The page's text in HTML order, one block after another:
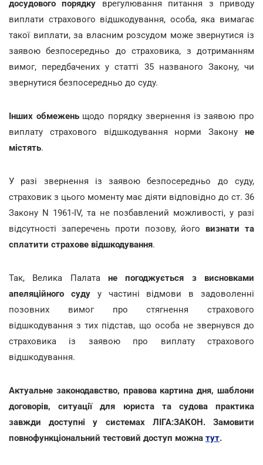
досудового порядку врегулювання питання з приводу
виплати страхового відшкодування, особа, яка вимагає
такої виплати, за власним розсудом може звернутися із
заявою безпосередньо до страховика, з дотриманням
вимог, передбачених у статті 35 названого Закону, чи
звернутися безпосередньо до суду.
Інших обмежень щодо порядку звернення із заявою про
виплату страхового відшкодування норми Закону не
містять.
У разі звернення із заявою безпосередньо до суду,
страховик з цього моменту має діяти відповідно до ст. 36
Закону N 1961-IV, та не позбавлений можливості, у разі
відсутності заперечень проти позову, його визнати та
сплатити страхове відшкодування.
Так, Велика Палата не погоджується з висновками
апеляційного судуу частині відмови в задоволенні
позовних вимог про стягнення страхового
відшкодування з тих підстав, що особа не звернувся до
страховика із заявою про виплату страхового
відшкодування.
Актуальне законодавство, правова картина дня, шаблони
договорів, ситуації для юриста та судова практика
завжди доступні у системах ЛІГА:ЗАКОН. Замовити
повнофункціональний тестовий доступ можна тут.